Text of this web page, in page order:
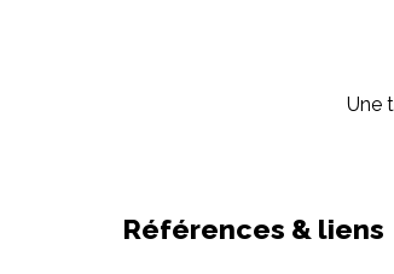
Une
Références & liens